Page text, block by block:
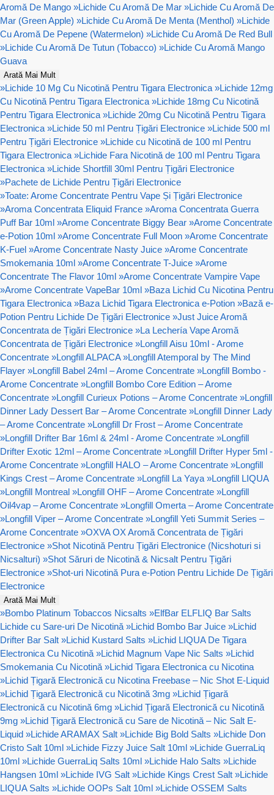
Aromă De Mango »Lichide Cu Aromă De Mar »Lichide Cu Aromă De
Mar (Green Apple) »Lichide Cu Aromă De Menta (Menthol) »Lichide
Cu Aromă De Pepene (Watermelon) »Lichide Cu Aromă De Red Bull
»Lichide Cu Aromă De Tutun (Tobacco) »Lichide Cu Aromă Mango
Guava
Arată Mai Mult
»Lichide 10 Mg Cu Nicotină Pentru Tigara Electronica »Lichide 12mg
Cu Nicotină Pentru Tigara Electronica »Lichide 18mg Cu Nicotină
Pentru Tigara Electronica »Lichide 20mg Cu Nicotină Pentru Tigara
Electronica »Lichide 50 ml Pentru Țigări Electronice »Lichide 500 ml
Pentru Țigări Electronice »Lichide cu Nicotină de 100 ml Pentru
Tigara Electronica »Lichide Fara Nicotină de 100 ml Pentru Tigara
Electronica »Lichide Shortfill 30ml Pentru Țigări Electronice
»Pachete de Lichide Pentru Țigări Electronice
»Toate: Arome Concentrate Pentru Vape Și Țigări Electronice
»Aroma Concentrata Eliquid France »Aroma Concentrata Guerra
Puff Bar 10ml »Arome Concentrate Biggy Bear »Arome Concentrate
e-Potion 10ml »Arome Concentrate Full Moon »Arome Concentrate
K-Fuel »Arome Concentrate Nasty Juice »Arome Concentrate
Smokemania 10ml »Arome Concentrate T-Juice »Arome
Concentrate The Flavor 10ml »Arome Concentrate Vampire Vape
»Arome Concentrate VapeBar 10ml »Baza Lichid Cu Nicotina Pentru
Tigara Electronica »Baza Lichid Tigara Electronica e-Potion »Bază e-
Potion Pentru Lichide De Țigări Electronice »Just Juice Aromă
Concentrata de Țigări Electronice »La Lechería Vape Aromă
Concentrata de Țigări Electronice »Longfill Aisu 10ml - Arome
Concentrate »Longfill ALPACA »Longfill Atemporal by The Mind
Flayer »Longfill Babel 24ml – Arome Concentrate »Longfill Bombo -
Arome Concentrate »Longfill Bombo Core Edition – Arome
Concentrate »Longfill Curieux Potions – Arome Concentrate »Longfill
Dinner Lady Dessert Bar – Arome Concentrate »Longfill Dinner Lady
– Arome Concentrate »Longfill Dr Frost – Arome Concentrate
»Longfill Drifter Bar 16ml & 24ml - Arome Concentrate »Longfill
Drifter Exotic 12ml – Arome Concentrate »Longfill Drifter Hyper 5ml -
Arome Concentrate »Longfill HALO – Arome Concentrate »Longfill
Kings Crest – Arome Concentrate »Longfill La Yaya »Longfill LIQUA
»Longfill Montreal »Longfill OHF – Arome Concentrate »Longfill
Oil4vap – Arome Concentrate »Longfill Omerta – Arome Concentrate
»Longfill Viper – Arome Concentrate »Longfill Yeti Summit Series –
Arome Concentrate »OXVA OX Aromă Concentrata de Țigări
Electronice »Shot Nicotină Pentru Țigări Electronice (Nicshoturi si
Nicsalturi) »Shot Săruri de Nicotină & Nicsalt Pentru Țigări
Electronice »Shot-uri Nicotină Pura e-Potion Pentru Lichide De Țigări
Electronice
Arată Mai Mult
»Bombo Platinum Tobaccos Nicsalts »ElfBar ELFLIQ Bar Salts
Lichide cu Sare-uri De Nicotină »Lichid Bombo Bar Juice »Lichid
Drifter Bar Salt »Lichid Kustard Salts »Lichid LIQUA De Tigara
Electronica Cu Nicotină »Lichid Magnum Vape Nic Salts »Lichid
Smokemania Cu Nicotină »Lichid Tigara Electronica cu Nicotina
»Lichid Țigară Electronică cu Nicotina Freebase – Nic Shot E-Liquid
»Lichid Țigară Electronică cu Nicotină 3mg »Lichid Țigară
Electronică cu Nicotină 6mg »Lichid Țigară Electronică cu Nicotină
9mg »Lichid Țigară Electronică cu Sare de Nicotină – Nic Salt E-
Liquid »Lichide ARAMAX Salt »Lichide Big Bold Salts »Lichide Don
Cristo Salt 10ml »Lichide Fizzy Juice Salt 10ml »Lichide GuerraLiq
10ml »Lichide GuerraLiq Salts 10ml »Lichide Halo Salts »Lichide
Hangsen 10ml »Lichide IVG Salt »Lichide Kings Crest Salt »Lichide
LIQUA Salts »Lichide OOPs Salt 10ml »Lichide OSSEM Salts